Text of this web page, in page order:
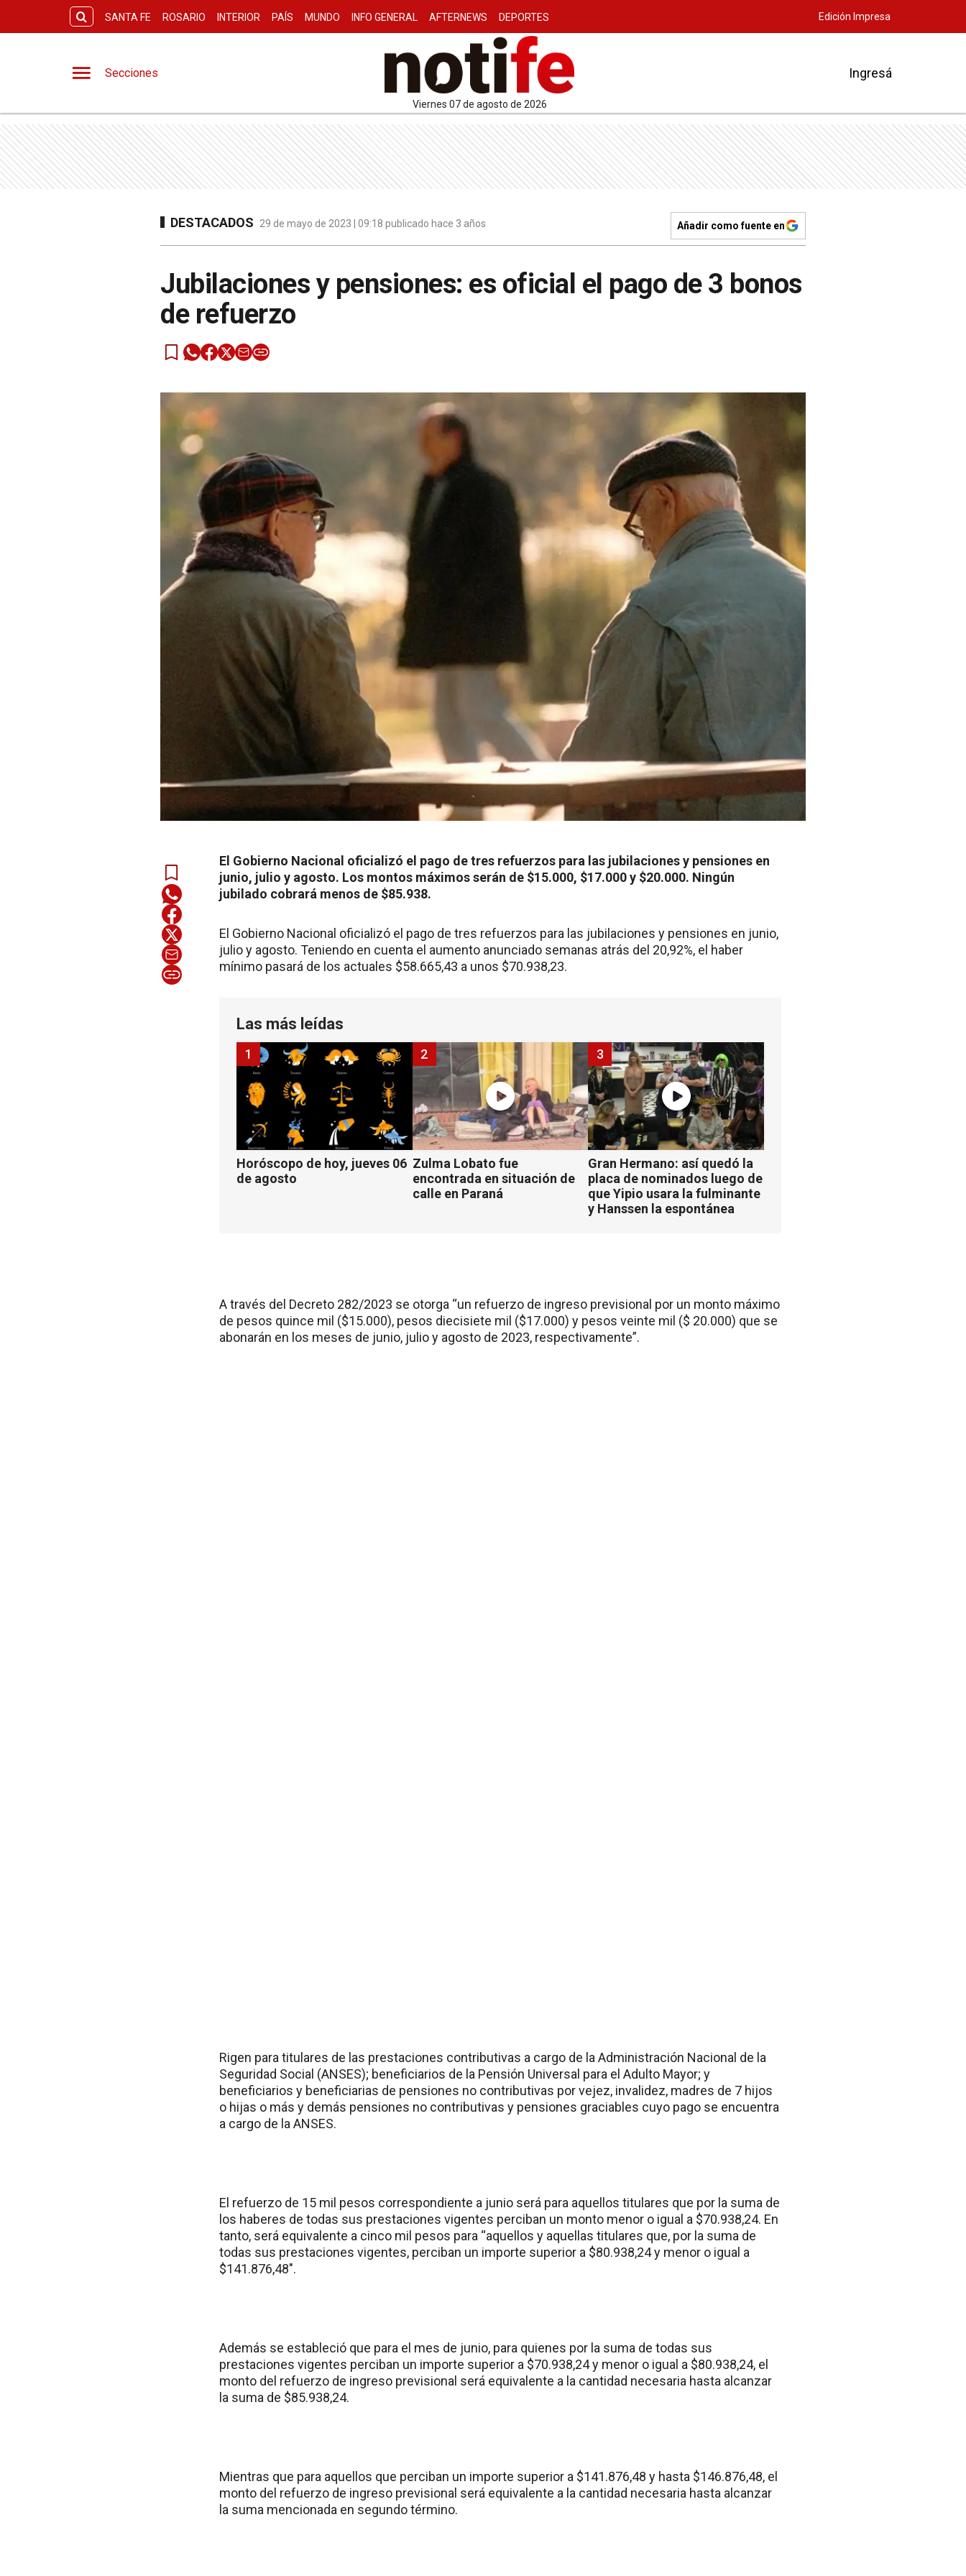
SANTA FE ROSARIO INTERIOR PAÍS MUNDO INFO GENERAL AFTERNEWS DEPORTES Edición Impresa
Secciones
viernes 07 de agosto de 2026
Ingresá
DESTACADOS 29 de mayo de 2023 | 09:18 publicado hace 3 años Añadir como fuente en
Jubilaciones y pensiones: es oficial el pago de 3 bonos
de refuerzo
El Gobierno Nacional oficializó el pago de tres refuerzos para las jubilaciones y pensiones en
junio, julio y agosto. Los montos máximos serán de $15.000, $17.000 y $20.000. Ningún
jubilado cobrará menos de $85.938.
El Gobierno Nacional oficializó el pago de tres refuerzos para las jubilaciones y pensiones en junio,
julio y agosto. Teniendo en cuenta el aumento anunciado semanas atrás del 20,92%, el haber
mínimo pasará de los actuales $58.665,43 a unos $70.938,23.
Las más leídas
Horóscopo de hoy, jueves 06
de agosto
1
Zulma Lobato fue
encontrada en situación de
calle en Paraná
2
Gran Hermano: así quedó la
placa de nominados luego de
que Yipio usara la fulminante
y Hanssen la espontánea
3
A través del Decreto 282/2023 se otorga “un refuerzo de ingreso previsional por un monto máximo
de pesos quince mil ($15.000), pesos diecisiete mil ($17.000) y pesos veinte mil ($ 20.000) que se
abonarán en los meses de junio, julio y agosto de 2023, respectivamente”.
Rigen para titulares de las prestaciones contributivas a cargo de la Administración Nacional de la
Seguridad Social (ANSES); beneficiarios de la Pensión Universal para el Adulto Mayor; y
beneficiarios y beneficiarias de pensiones no contributivas por vejez, invalidez, madres de 7 hijos
o hijas o más y demás pensiones no contributivas y pensiones graciables cuyo pago se encuentra
a cargo de la ANSES.
El refuerzo de 15 mil pesos correspondiente a junio será para aquellos titulares que por la suma de
los haberes de todas sus prestaciones vigentes perciban un monto menor o igual a $70.938,24. En
tanto, será equivalente a cinco mil pesos para “aquellos y aquellas titulares que, por la suma de
todas sus prestaciones vigentes, perciban un importe superior a $80.938,24 y menor o igual a
$141.876,48″.
Además se estableció que para el mes de junio, para quienes por la suma de todas sus
prestaciones vigentes perciban un importe superior a $70.938,24 y menor o igual a $80.938,24, el
monto del refuerzo de ingreso previsional será equivalente a la cantidad necesaria hasta alcanzar
la suma de $85.938,24.
Mientras que para aquellos que perciban un importe superior a $141.876,48 y hasta $146.876,48, el
monto del refuerzo de ingreso previsional será equivalente a la cantidad necesaria hasta alcanzar
la suma mencionada en segundo término.